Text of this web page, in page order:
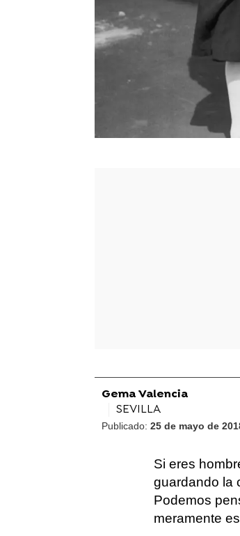
Gema Valencia
SEVILLA
Publicado: 25 de mayo de
Si eres
guardando la
Podemos
meramente